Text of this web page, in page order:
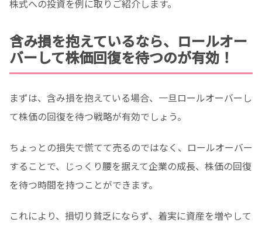
株式への投資を例に取りご紹介します。
含み損を抱えているなら、ロールオー
バーして株価回復を待つのが有効！
まずは、含み損を抱えている場合、一旦ロールオーバーし
て株価の回復を待つ戦略が有効でしょう。
ちょっとの損失で慌てて売るのではなく、ロールオーバー
することで、じっくり腰を据えて企業の成長、株価の回復
を待つ時間を持つことができます。
これにより、損切り貧乏にならず、着実に資産を増やして